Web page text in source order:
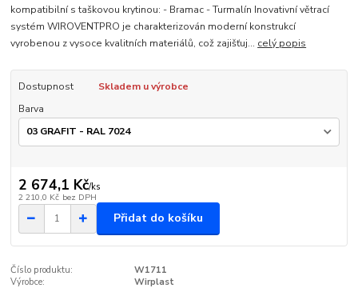
kompatibilní s taškovou krytinou: - Bramac - Turmalín Inovativní větrací
systém WIROVENTPRO je charakterizován moderní konstrukcí
vyrobenou z vysoce kvalitních materiálů, což zajišťuj... celý popis
Dostupnost
Skladem u výrobce
Barva
2 674,1 Kč/ks
2 210,0 Kč bez DPH
Přidat do košíku
Číslo produktu:
W1711
Výrobce:
Wirplast